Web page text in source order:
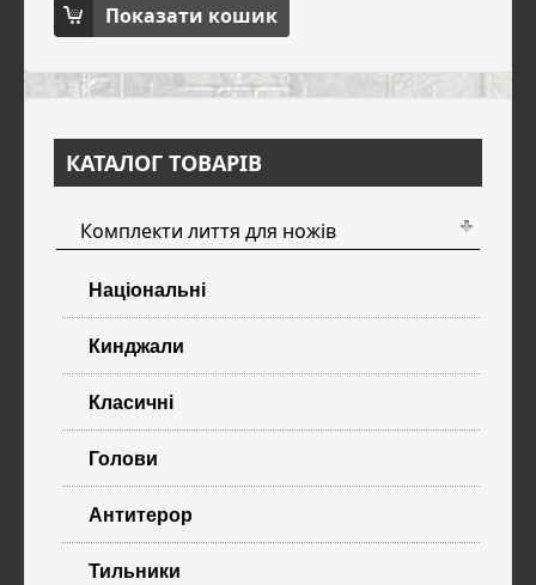
Показати кошик
КАТАЛОГ ТОВАРІВ
Комплекти лиття для ножів
Національні
Кинджали
Класичні
Голови
Антитерор
Тильники